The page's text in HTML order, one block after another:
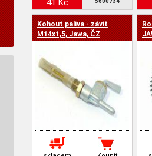
41 Kč
Kohout paliva - závit
M14x1,5, Jawa, ČZ